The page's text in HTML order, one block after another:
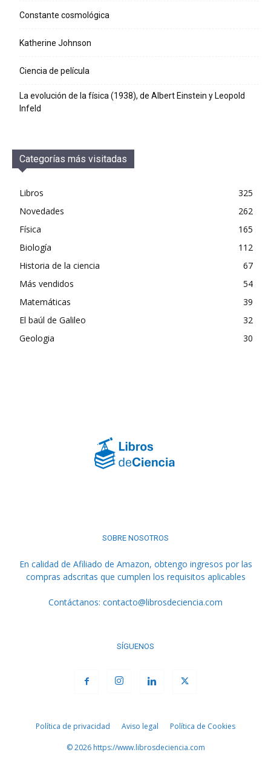
Constante cosmológica
Katherine Johnson
Ciencia de película
La evolución de la física (1938), de Albert Einstein y Leopold
Infeld
Categorías más visitadas
Libros
325
Novedades
262
Física
165
Biología
112
Historia de la ciencia
67
Más vendidos
54
Matemáticas
39
El baúl de Galileo
32
Geologia
30
SOBRE NOSOTROS
En calidad de Afiliado de Amazon, obtengo ingresos por las
compras adscritas que cumplen los requisitos aplicables
Contáctanos: contacto@librosdeciencia.com
SÍGUENOS
Política de privacidad Aviso legal Política de Cookies
© 2026 https://www.librosdeciencia.com